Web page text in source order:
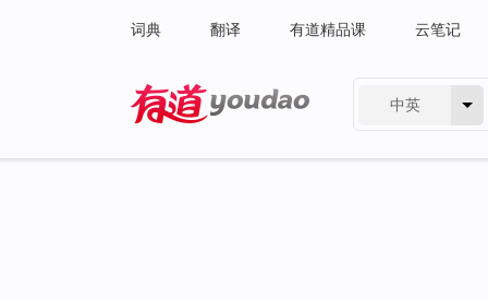
词典 翻译 有道精品课 云笔记
中英